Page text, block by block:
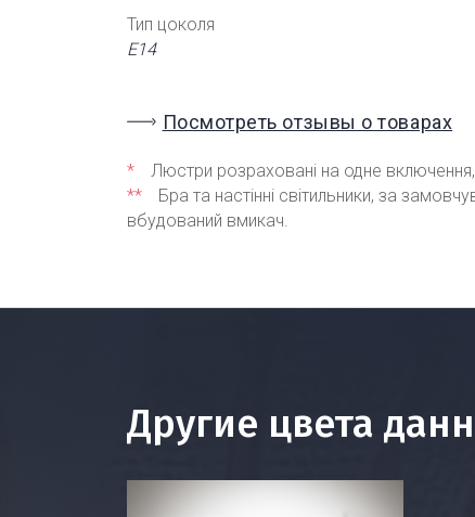
Тип цоколя
Е14
Посмотреть отзывы о товарах
*
Люстри розраховані на одне
**
Бра та настінні світильники, за
вбудований вмикач.
Другие цвета